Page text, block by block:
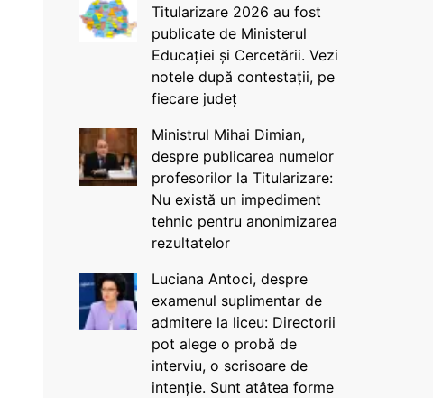
Titularizare 2026 au fost
publicate de Ministerul
Educației și Cercetării. Vezi
notele după contestații, pe
fiecare județ
Ministrul Mihai Dimian,
despre publicarea numelor
profesorilor la Titularizare:
Nu există un impediment
tehnic pentru anonimizarea
rezultatelor
Luciana Antoci, despre
examenul suplimentar de
admitere la liceu: Directorii
pot alege o probă de
interviu, o scrisoare de
intenție. Sunt atâtea forme